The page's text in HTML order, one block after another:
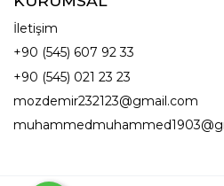
İletişim
+90 (545) 607 92 33
+90 (545) 021 23 23
mozdemir232123@gmail.com